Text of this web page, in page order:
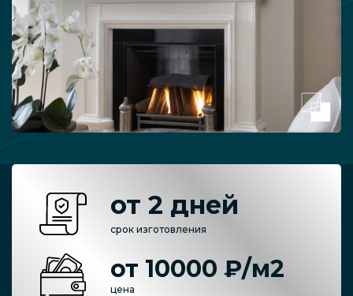
от 2 дней
срок изготовления
от 10000 ₽/м2
цена